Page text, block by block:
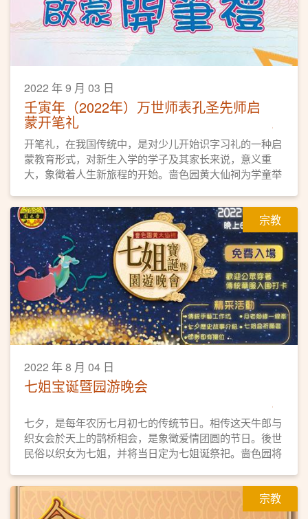
2022 年 9 月 03 日
壬寅年（2022年）万世师表孔圣先师启
蒙开笔礼
开笔礼，在我国传统中，是对少儿开始识字习礼的一种启
蒙教育形式，对新生入学的学子及其家长来说，意义重
大，象徵着人生新旅程的开始。啬色园黄大仙祠为学童举
并为他们启蒙启智的同时，亦能让他们明白读书做人的道
理，为开学前做好心态上的准备。
宗教
2022 年 8 月 04 日
七姐宝诞暨园游晚会
七夕，是每年农历七月初七的传统节日。相传这天牛郎与
织女会於天上的鹊桥相会，是象徵爱情团圆的节日。後世
民俗以织女为七姐，并将当日定为七姐诞祭祀。啬色园将
佳节。
宗教